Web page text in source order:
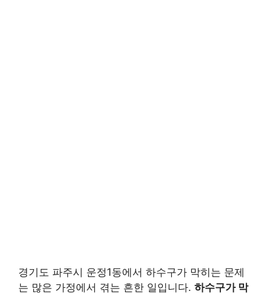
경기도 파주시 운정1동에서 하수구가 막히는 문제
는 많은 가정에서 겪는 흔한 일입니다. 하수구가 막